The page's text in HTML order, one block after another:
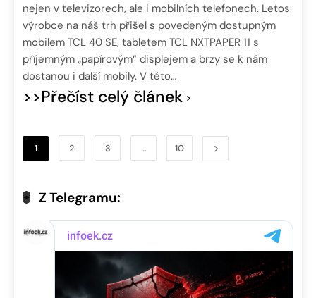
nejen v televizorech, ale i mobilních telefonech. Letos
výrobce na náš trh přišel s povedeným dostupným
mobilem TCL 40 SE, tabletem TCL NXTPAPER 11 s
příjemným „papírovým“ displejem a brzy se k nám
dostanou i další mobily. V této…
>>Přečíst celý článek
1 2 3 … 10
Z Telegramu: